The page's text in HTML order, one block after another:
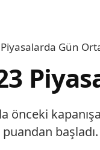
Gün
önceki
puandan